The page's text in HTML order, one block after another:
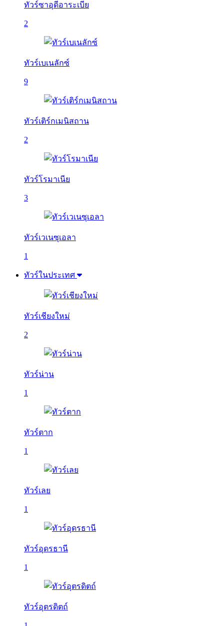
ทัวร์ซาอุดีอาระเบีย
2
ทัวร์เบเนลักซ์
9
ทัวร์เติร์กเมนิสถาน
2
ทัวร์โรมาเนีย
3
ทัวร์เวเนซุเอลา
1
ทัวร์ในประเทศ
ทัวร์เชียงใหม่
2
ทัวร์น่าน
1
ทัวร์ตาก
1
ทัวร์เลย
1
ทัวร์อุดรธานี
1
ทัวร์อุตรดิตถ์